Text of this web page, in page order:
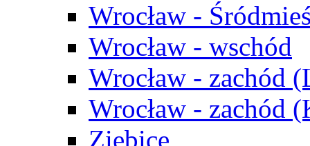
Wrocław -
Wrocław - wschód
Wrocław - zachód
Wrocław - zachód
Ziębice